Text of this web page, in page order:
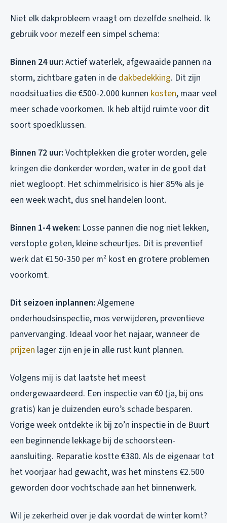
Niet elk dakprobleem vraagt om dezelfde snelheid. Ik
gebruik voor mezelf een simpel schema:
Binnen 24 uur: Actief waterlek, afgewaaide pannen na
storm, zichtbare gaten in de dakbedekking. Dit zijn
noodsituaties die €500-2.000 kunnen kosten, maar veel
meer schade voorkomen. Ik heb altijd ruimte voor dit
soort spoedklussen.
Binnen 72 uur: Vochtplekken die groter worden, gele
kringen die donkerder worden, water in de goot dat
niet wegloopt. Het schimmelrisico is hier 85% als je
een week wacht, dus snel handelen loont.
Binnen 1-4 weken: Losse pannen die nog niet lekken,
verstopte goten, kleine scheurtjes. Dit is preventief
werk dat €150-350 per m² kost en grotere problemen
voorkomt.
Dit seizoen inplannen: Algemene
onderhoudsinspectie, mos verwijderen, preventieve
panvervanging. Ideaal voor het najaar, wanneer de
prijzen lager zijn en je in alle rust kunt plannen.
Volgens mij is dat laatste het meest
ondergewaardeerd. Een inspectie van €0 (ja, bij ons
gratis) kan je duizenden euro’s schade besparen.
Vorige week ontdekte ik bij zo’n inspectie in de Buurt
een beginnende lekkage bij de schoorsteen-
aansluiting. Reparatie kostte €380. Als de eigenaar tot
het voorjaar had gewacht, was het minstens €2.500
geworden door vochtschade aan het binnenwerk.
Wil je zekerheid over je dak voordat de winter komt?